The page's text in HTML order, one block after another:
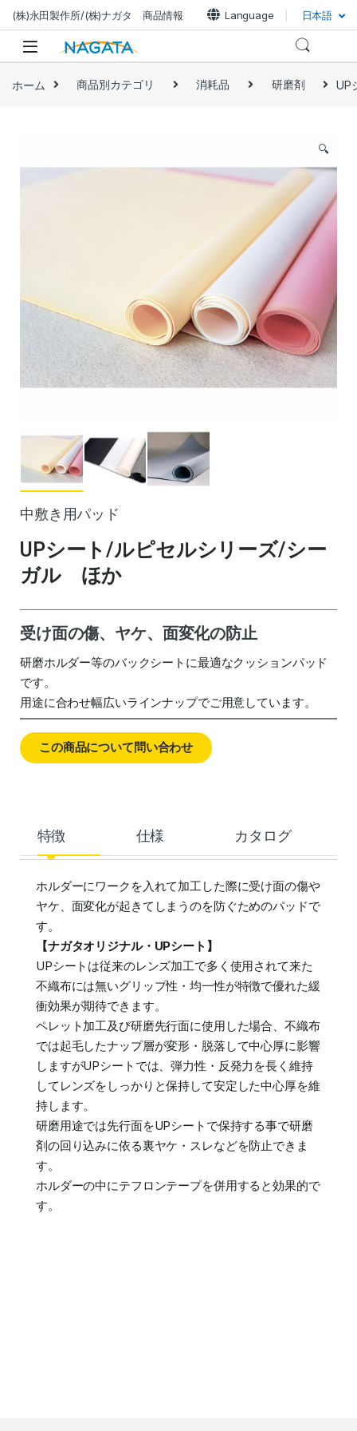
(株)永田製作所/(株)ナガタ 商品情報 Language 日本語
ホーム 商品別カテゴリ 消耗品 研磨剤 UP
🔍
中敷き用パッド
UPシート/ルピセルシリーズ/シー
ガル ほか
受け面の傷、ヤケ、面変化の防止
研磨ホルダー等のバックシートに最適なクッションパッド
です。
用途に合わせ幅広いラインナップでご用意しています。
この商品について問い合わせ
特徴 仕様 カタログ
ホルダーにワークを入れて加工した際に受け面の傷や
ヤケ、面変化が起きてしまうのを防ぐためのパッドで
す。
【ナガタオリジナル・UPシート】
UPシートは従来のレンズ加工で多く使用されて来た
不織布には無いグリップ性・均一性が特徴で優れた緩
衝効果が期待できます。
ペレット加工及び研磨先行面に使用した場合、不織布
では起毛したナップ層が変形・脱落して中心厚に影響
しますがUPシートでは、弾力性・反発力を長く維持
してレンズをしっかりと保持して安定した中心厚を維
持します。
研磨用途では先行面をUPシートで保持する事で研磨
剤の回り込みに依る裏ヤケ・スレなどを防止できま
す。
ホルダーの中にテフロンテープを併用すると効果的で
す。